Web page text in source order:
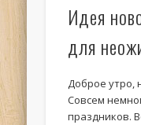
Идея
для
Доброе утро,
Совсем
праздников.